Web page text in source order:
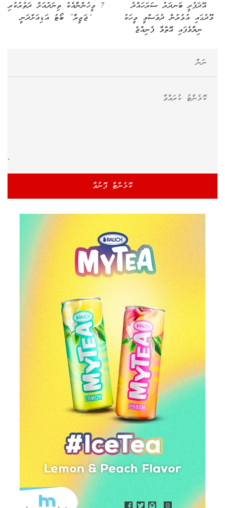
އޭދަފުށީ ބަނދަރު ސަރަހައްދު
މޫދުގައި އުމުރުން ދުވަސްވީ މީހަކު
ނިޔާވެފައި އޮތްވާ ފެނިއްޖެ
7 މީހުންނާއެކު ތިނަދުއަށް ދަތުރުކުރި
“ޖަޒީރާ” ބޯޓު އަޑިއަށްދަނީ